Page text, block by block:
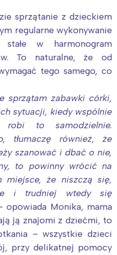
sprzątanie z dzieckiem
regularne wykonywanie
w harmonogram
To naturalne, że od
tego samego, co
sprzątam zabawki córki,
sytuacji, kiedy wspólnie
to samodzielnie.
tłumaczę również, że
szanować i dbać o nie,
to powinny wrócić na
że niszczą się,
i trudniej wtedy się
opowiada Monika, mama
ją znajomi z dziećmi, to
– wszystkie dzieci
przy delikatnej pomocy